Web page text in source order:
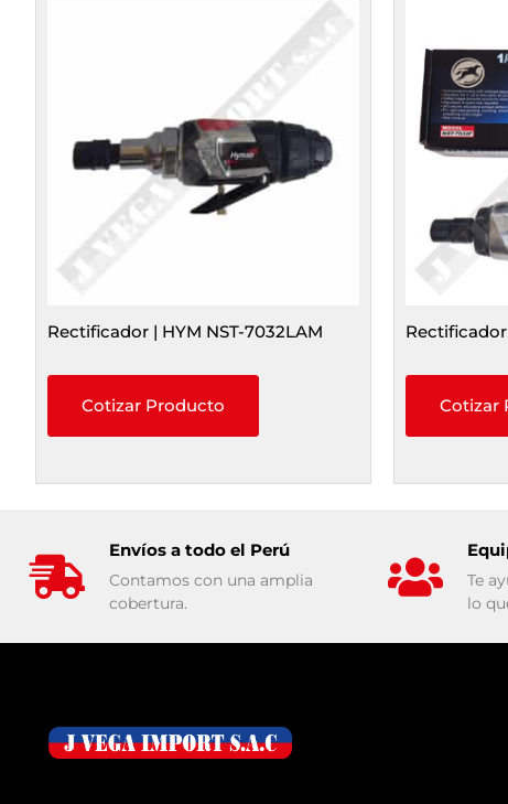
Rectificador | HYM NST-7032LAM
Cotizar Producto
Rectificador
Cotizar
Envíos a todo el Perú
Contamos con una amplia
cobertura.
Te
lo